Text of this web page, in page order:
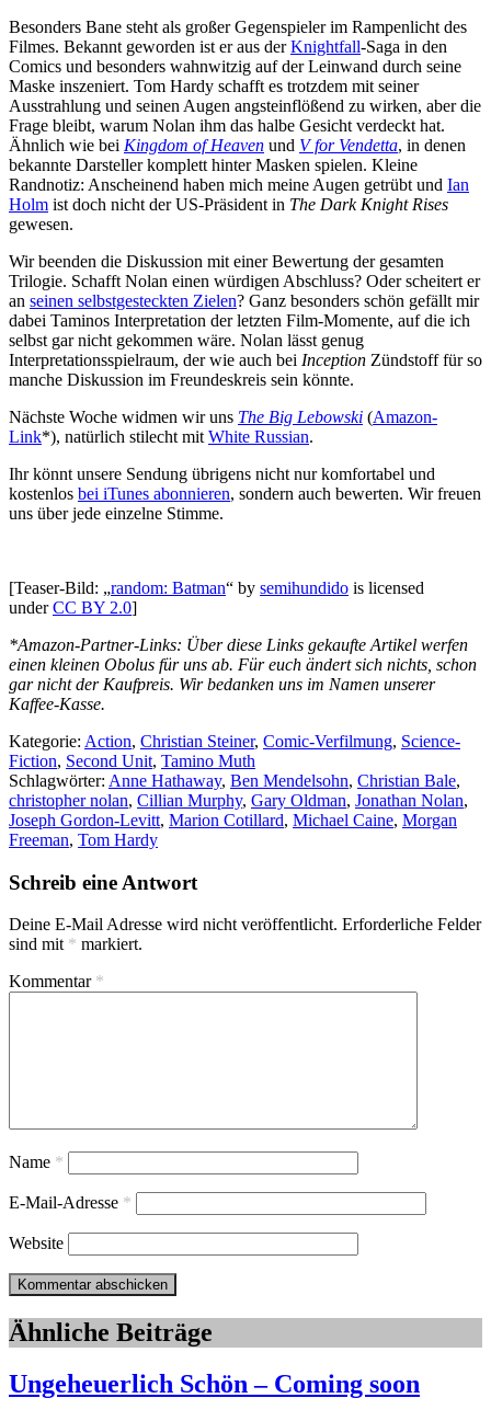
Besonders Bane steht als großer Gegenspieler im Rampenlicht des
Filmes. Bekannt geworden ist er aus derKnightfall-Saga in den
Comics und besonders wahnwitzig auf der Leinwand durch seine
Maske inszeniert. Tom Hardy schafft es trotzdem mit seiner
Ausstrahlung und seinen Augen angsteinflößend zu wirken, aber die
Frage bleibt, warum Nolan ihm das halbe Gesicht verdeckt hat.
Ähnlich wie bei Kingdom of Heaven und V for Vendetta, in denen
bekannte Darsteller komplett hinter Masken spielen. Kleine
Randnotiz: Anscheinend haben mich meine Augen getrübt und Ian
Holm ist doch nicht der US-Präsident in The Dark Knight Rises
gewesen.
Wir beenden die Diskussion mit einer Bewertung der gesamten
Trilogie. Schafft Nolan einen würdigen Abschluss? Oder scheitert er
an seinen selbstgesteckten Zielen? Ganz besonders schön gefällt mir
dabei Taminos Interpretation der letzten Film-Momente, auf die ich
selbst gar nicht gekommen wäre. Nolan lässt genug
Interpretationsspielraum, der wie auch bei Inception Zündstoff für so
manche Diskussion im Freundeskreis sein könnte.
Nächste Woche widmen wir uns The Big Lebowski (Amazon-
Link*), natürlich stilecht mit White Russian.
Ihr könnt unsere Sendung übrigens nicht nur komfortabel und
kostenlos bei iTunes abonnieren, sondern auch bewerten. Wir freuen
uns über jede einzelne Stimme.
[Teaser-Bild: „random: Batman“ by semihundido is licensed
underCC BY 2.0]
*Amazon-Partner-Links: Über diese Links gekaufte Artikel werfen
einen kleinen Obolus für uns ab. Für euch ändert sich nichts, schon
gar nicht der Kaufpreis. Wir bedanken uns im Namen unserer
Kaffee-Kasse.
Kategorie: Action, Christian Steiner, Comic-Verfilmung, Science-
Fiction, Second Unit, Tamino Muth
Schlagwörter: Anne Hathaway, Ben Mendelsohn, Christian Bale,
christopher nolan, Cillian Murphy, Gary Oldman, Jonathan Nolan,
Joseph Gordon-Levitt, Marion Cotillard, Michael Caine, Morgan
Freeman, Tom Hardy
Schreib eine Antwort
Deine E-Mail Adresse wird nicht veröffentlicht. Erforderliche Felder
sind mit * markiert.
Kommentar *
Name *
E-Mail-Adresse *
Website
Ähnliche Beiträge
Ungeheuerlich Schön – Coming soon